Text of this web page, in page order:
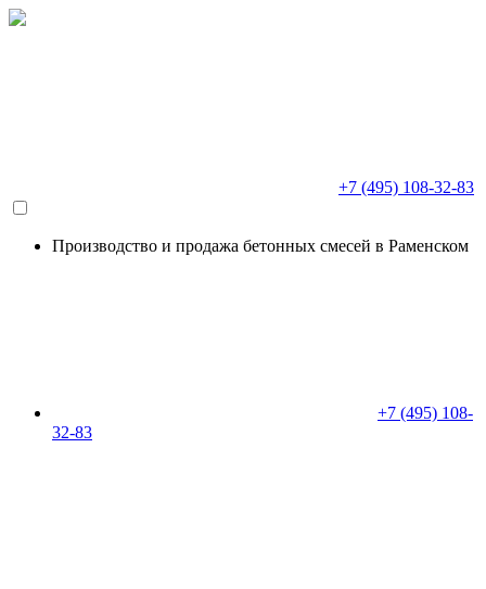
+7 (495) 108-32-83
Производство и продажа бетонных смесей в Раменском
+7 (495) 108-
32-83